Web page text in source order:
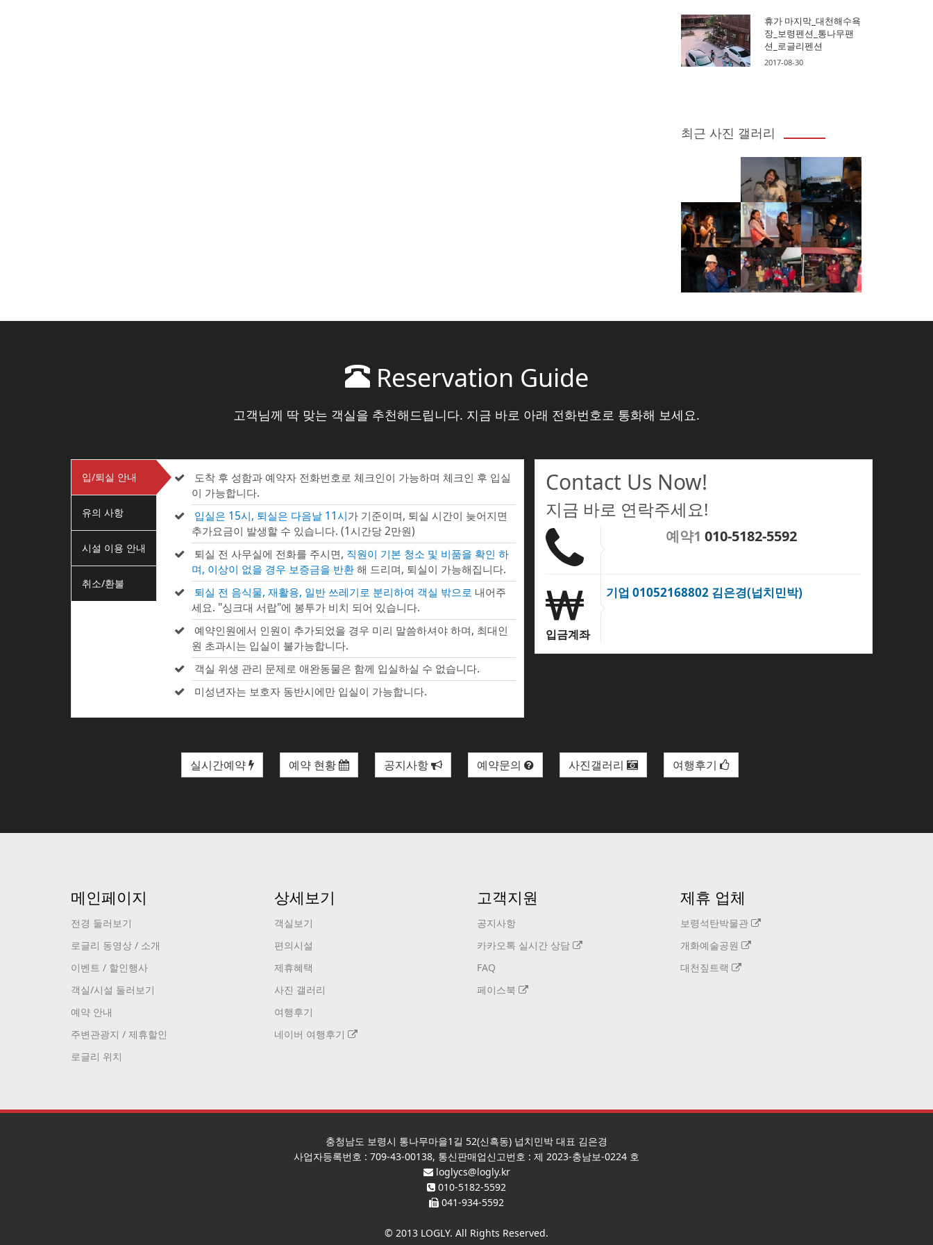
휴가 마지막_대천해수욕
장_보령펜션_통나무팬
션_로글리펜션
2017-08-30
최근 사진 갤러리
Reservation Guide
고객님께 딱 맞는 객실을 추천해드립니다. 지금 바로 아래 전화번호로 통화해 보세요.
입/퇴실 안내
유의 사항
시설 이용 안내
취소/환불
도착 후 성함과 예약자 전화번호로 체크인이 가능하며 체크인 후 입실
이 가능합니다.
입실은 15시, 퇴실은 다음날 11시가 기준이며, 퇴실 시간이 늦어지면
추가요금이 발생할 수 있습니다. (1시간당 2만원)
퇴실 전 사무실에 전화를 주시면, 직원이 기본 청소 및 비품을 확인 하
며, 이상이 없을 경우 보증금을 반환해 드리며, 퇴실이 가능해집니다.
퇴실 전 음식물, 재활용, 일반 쓰레기로 분리하여 객실 밖으로 내어주
세요. "싱크대 서랍"에 봉투가 비치 되어 있습니다.
예약인원에서 인원이 추가되었을 경우 미리 말씀하셔야 하며, 최대인
원 초과시는 입실이 불가능합니다.
객실 위생 관리 문제로 애완동물은 함께 입실하실 수 없습니다.
미성년자는 보호자 동반시에만 입실이 가능합니다.
Contact Us Now!
지금 바로 연락주세요!
예약1 010-5182-5592
입금계좌
기업 01052168802 김은경(넙치민박)
실시간예약 예약 현황 공지사항 예약문의 사진갤러리 여행후기
메인페이지
전경 둘러보기
로글리 동영상 / 소개
이벤트 / 할인행사
객실/시설 둘러보기
예약 안내
주변관광지 / 제휴할인
로글리 위치
상세보기
객실보기
편의시설
제휴혜택
사진 갤러리
여행후기
네이버 여행후기
고객지원
공지사항
카카오톡 실시간 상담
FAQ
페이스북
제휴 업체
보령석탄박물관
개화예술공원
대천짚트랙
충청남도 보령시 통나무마을1길 52(신흑동) 넙치민박 대표 김은경
사업자등록번호 : 709-43-00138, 통신판매업신고번호 : 제 2023-충남보-0224 호
loglycs@logly.kr
010-5182-5592
041-934-5592
© 2013 LOGLY. All Rights Reserved.